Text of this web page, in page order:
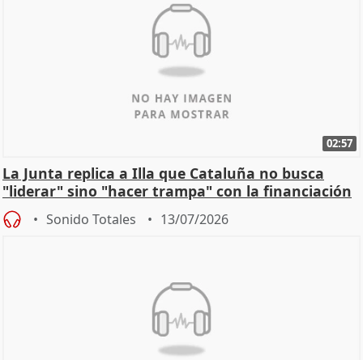
02:57
La Junta replica a Illa que Cataluña no busca
"liderar" sino "hacer trampa" con la financiación
Sonido Totales 13/07/2026